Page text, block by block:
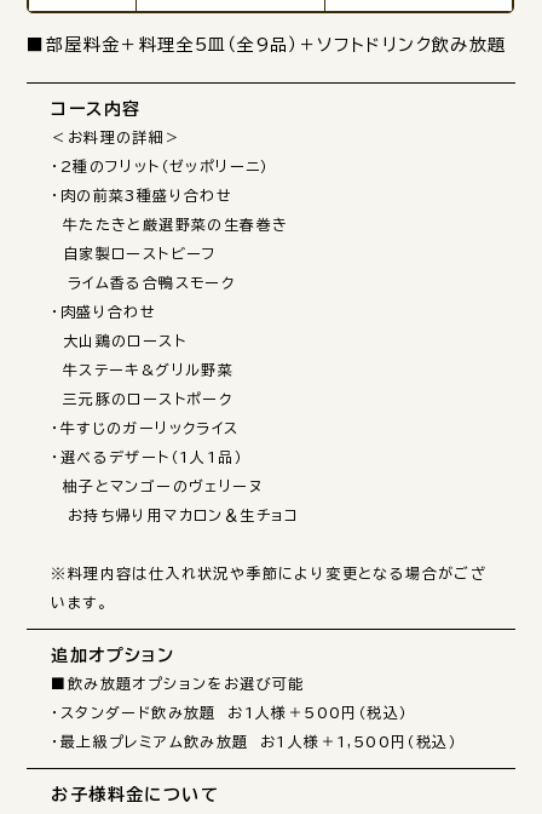
■部屋料金＋料理全5皿（全9品）＋ソフトドリンク飲み放題
コース内容
＜お料理の詳細＞
・2種のフリット（ゼッポリーニ）
・肉の前菜3種盛り合わせ
牛たたきと厳選野菜の生春巻き
自家製ローストビーフ
ライム香る合鴨スモーク
・肉盛り合わせ
大山鶏のロースト
牛ステーキ&グリル野菜
三元豚のローストポーク
・牛すじのガーリックライス
・選べるデザート（1人1品）
柚子とマンゴーのヴェリーヌ
お持ち帰り用マカロン＆生チョコ
※料理内容は仕入れ状況や季節により変更となる場合がござ
います。
追加オプション
■飲み放題オプションをお選び可能
・スタンダード飲み放題　お1人様＋500円（税込）
・最上級プレミアム飲み放題　お1人様＋1,500円（税込）
お子様料金について